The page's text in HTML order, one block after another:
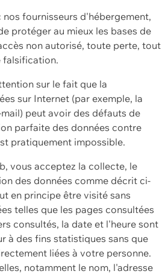
fournisseurs d'hébergement,
protéger au mieux les bases de
non autorisé, toute perte, tout
falsification.
sur le fait que la
sur Internet (par exemple, la
peut avoir des défauts de
parfaite des données contre
pratiquement impossible.
vous acceptez la collecte, le
des données comme décrit ci-
en principe être visité sans
telles que les pages consultées
consultés, la date et l'heure sont
à des fins statistiques sans que
liées à votre personne.
notamment le nom, l'adresse